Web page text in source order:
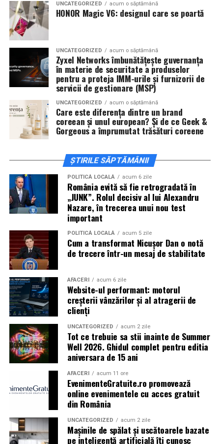
La final, cele mai mari economii nu vin dintr-un singur
truc, ci din combinația mai multor decizii mici: o mașină
potrivită, un stil de condus echilibrat, o întreținere
contribuie la o călătorie mai eficientă, mai confortabilă
și mai prietenoasă cu bugetul.
pe teren accidentat
Configurația conectică a fost dimensionată conform cerințelor
beneficiarului. La cerere, modelul poate fi extins cu prize
suplimentare, sisteme de iluminat exterior, monitorizare la
distanță și conectivitate GSM.
Gama completă: de la 3 metri la 12 metri
lungime container
gamei UZINEX. Producătorul oferăcentrale fotovoltaice
mobileîn configurații adaptate volumului de consum al fiecărui
client, de la modelul compact până la containerul industrial 40 ft.
La capătul superior al gamei, containerul de 12 metri lungime
poate găzdui până la 160 kW panouri fotovoltaice instalate și 620
kWh capacitate de stocare — o autonomie comparabilă cu o
microcentrală fixă, fără constrângerile birocratice ale acesteia.
Toate variantele sunt customizabile pe specificul fiecărui proiect.
Aplicații dincolo de șantierele civile
Ocentrală fotovoltaică mobilă
este o soluție multi-funcțională.
Aplicațiile identificate de UZINEX includ:
Șantiere de construcții civile și lucrări edilitare
Echipamente electrice alimentate pe fonduri europene
și PNRR
Operațiuni militare și tabere temporare
Stații mobile de încărcare auto electric
Evenimente outdoor și festivaluri
UNCATEGORIZED acum o săptămână
HONOR Magic V6: designul care se poartă
UNCATEGORIZED acum o săptămână
Zyxel Networks îmbunătățește guvernanța
în materie de securitate a produselor
pentru a proteja IMM-urile și furnizorii de
servicii de gestionare (MSP)
UNCATEGORIZED acum o săptămână
Care este diferența dintre un brand
coreean și unul european? Și de ce Geek &
Gorgeous a împrumutat trăsături coreene
ȘTIRILE SĂPTĂMÂNII
POLITICĂ LOCALĂ acum 6 zile
România evită să fie retrogradată în
„JUNK”. Rolul decisiv al lui Alexandru
Nazare, în trecerea unui nou test
important
POLITICĂ LOCALĂ acum 5 zile
Cum a transformat Nicușor Dan o notă
de trecere într-un mesaj de stabilitate
AFACERI acum 6 zile
Website-ul performant: motorul
creșterii vânzărilor și al atragerii de
clienți
UNCATEGORIZED acum 2 zile
Tot ce trebuie sa stii inainte de Summer
Well 2026. Ghidul complet pentru editia
aniversara de 15 ani
AFACERI acum 11 ore
EvenimenteGratuite.ro promovează
online evenimentele cu acces gratuit
din România
UNCATEGORIZED acum 2 zile
Mașinile de spălat și uscătoarele bazate
pe inteligență artificială îți cunosc